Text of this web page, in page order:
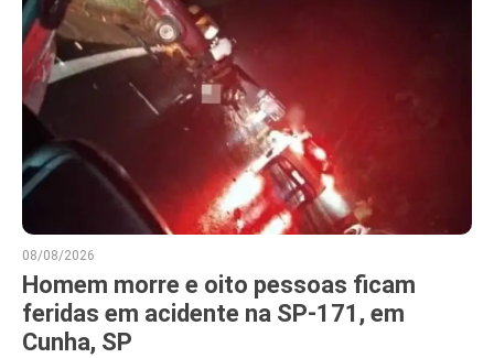
08/08/2026
Homem morre e oito pessoas ficam
feridas em acidente na SP-171, em
Cunha, SP